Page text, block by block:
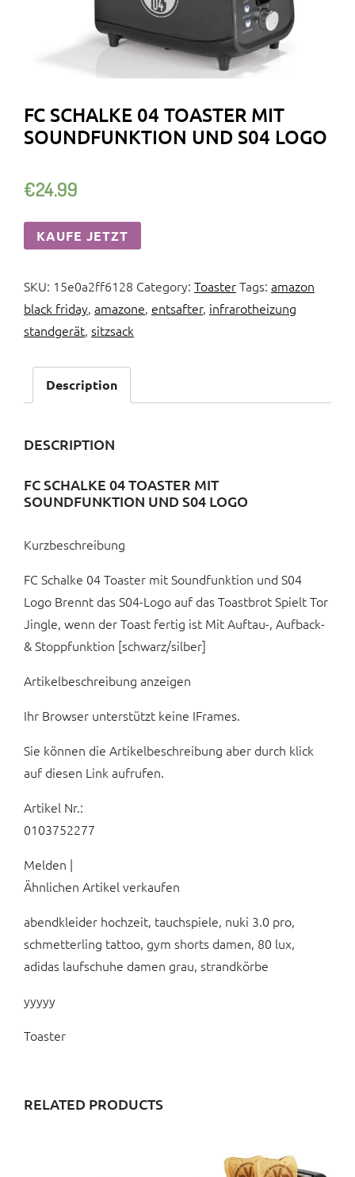
FC SCHALKE 04 TOASTER MIT
SOUNDFUNKTION UND S04 LOGO
€24.99
KAUFE JETZT
SKU: 15e0a2ff6128 Category: ToasterTags: amazon
black friday, amazone, entsafter, infrarotheizung
standgerät, sitzsack
Description
DESCRIPTION
FC SCHALKE 04 TOASTER MIT
SOUNDFUNKTION UND S04 LOGO
Kurzbeschreibung
FC Schalke 04 Toaster mit Soundfunktion und S04
Logo Brennt das S04-Logo auf das Toastbrot Spielt Tor
Jingle, wenn der Toast fertig ist Mit Auftau-, Aufback-
& Stoppfunktion [schwarz/silber]
Artikelbeschreibung anzeigen
Ihr Browser unterstützt keine IFrames.
Sie können die Artikelbeschreibung aber durch klick
auf diesen Link aufrufen.
Artikel Nr.:
0103752277
Melden |
Ähnlichen Artikel verkaufen
abendkleider hochzeit, tauchspiele, nuki 3.0 pro,
schmetterling tattoo, gym shorts damen, 80 lux,
adidas laufschuhe damen grau, strandkörbe
yyyyy
Toaster
RELATED PRODUCTS